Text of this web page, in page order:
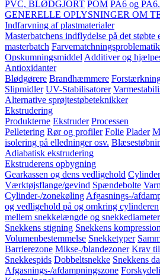
PVC, BLØDGJORT POM PA6 og
GENERELLE OPLYSNINGER OM
Indfarvning af plastmaterialer
Masterbatchens indflydelse på det støbte
masterbatch Farvematchningsproblematik
Opskumningsmiddel Additiver og
Antioxidanter
Blødgørere Brandhæmmere
Slipmidler UV-Stabilisatorer
Alternative sprøjtestøbeteknikker
Ekstrudering
Produkterne Ekstruder Processen
Pelletering Rør og profiler Folie Plader
isolering på elledninger osv.
Adiabatisk ekstrudering
Ekstruderens opbygning
Gearkassen og dens vedligehold Cylinder
Værktøjsflange/gevind Spændebolte
Cylinder-/zonekøling Afgasnings-/
og vedligehold på og omkring cylinderen
mellem snekkelængde og snekkediameter
Snekkens stigning Snekkens
Volumenbestemmelse Snekketyper
Barrierezone Mikse-/blandezoner Krav til
Snekkespids Dobbeltsnekke Snekkens
Afgasnings-/afdampningszone